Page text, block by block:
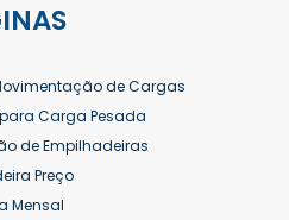
de Cargas
Carga Pesada
de Empilhadeiras
Preço
Mensal